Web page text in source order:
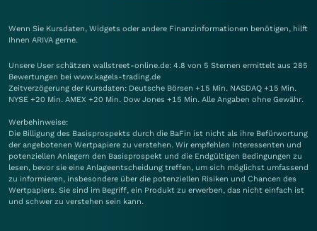
Wenn Sie Kursdaten, Widgets oder andere Finanzinformationen benötigen, hilft
Ihnen ARIVA gerne.
Unsere User schätzen wallstreet-online.de: 4.8 von 5 Sternen ermittelt aus 285
Bewertungen bei www.kagels-trading.de
Zeitverzögerung der Kursdaten: Deutsche Börsen +15 Min. NASDAQ +15 Min.
NYSE +20 Min. AMEX +20 Min. Dow Jones +15 Min. Alle Angaben ohne Gewähr.
Werbehinweise:
Die Billigung des Basisprospekts durch die BaFin ist nicht als ihre Befürwortung
der angebotenen Wertpapiere zu verstehen. Wir empfehlen Interessenten und
potenziellen Anlegern den Basisprospekt und die Endgültigen Bedingungen zu
lesen, bevor sie eine Anlageentscheidung treffen, um sich möglichst umfassend
zu informieren, insbesondere über die potenziellen Risiken und Chancen des
Wertpapiers. Sie sind im Begriff, ein Produkt zu erwerben, das nicht einfach ist
und schwer zu verstehen sein kann.